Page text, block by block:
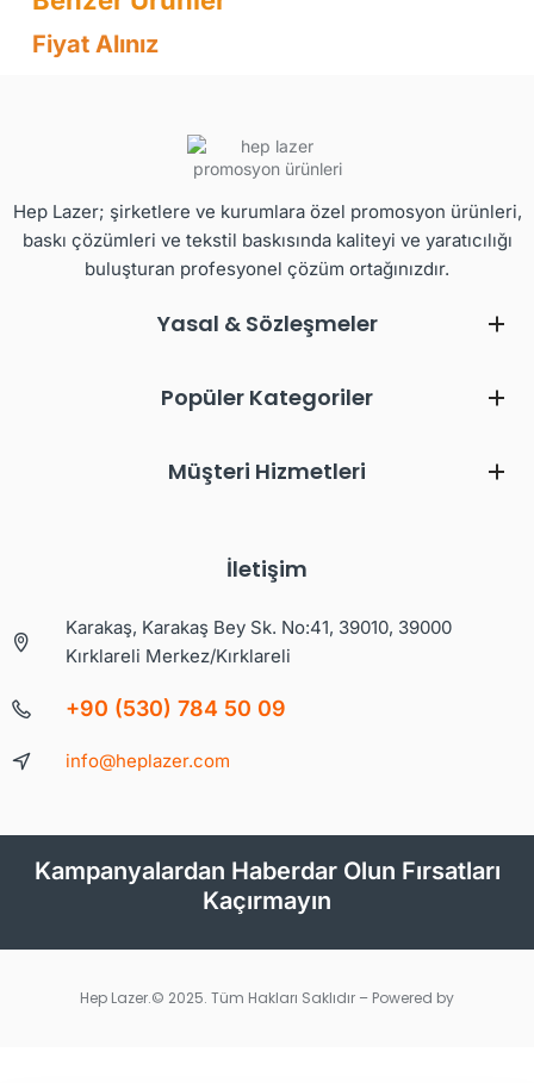
Fiyat Alınız
Hep Lazer; şirketlere ve kurumlara özel promosyon ürünleri,
baskı çözümleri ve tekstil baskısında kaliteyi ve yaratıcılığı
buluşturan profesyonel çözüm ortağınızdır.
Yasal & Sözleşmeler
Popüler Kategoriler
Müşteri Hizmetleri
İletişim
Karakaş, Karakaş Bey Sk. No:41, 39010, 39000
Kırklareli Merkez/Kırklareli
+90 (530) 784 50 09
info@heplazer.com
Kampanyalardan Haberdar Olun Fırsatları
Kaçırmayın
Hep Lazer.© 2025. Tüm Hakları Saklıdır – Powered by